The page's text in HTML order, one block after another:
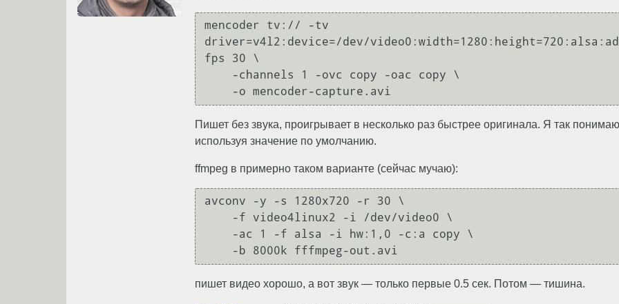
mencoder tv:// -tv
driver=v4l2:device=/dev/
fps 30 \
Пишет без звука, проигрывает в несколько раз быстрее оригинала. Я так
используя значение по умолчанию.
ffmpeg в примерно таком варианте (сейчас мучаю):
avconv -y -s 1280x720 -r 30 \
пишет видео хорошо, а вот звук — только первые 0.5 сек. Потом — тишина.